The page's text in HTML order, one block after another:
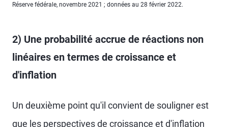
Réserve fédérale, novembre 2021 ; données au 28 février 2022.
2) Une probabilité accrue de réactions non
linéaires en termes de croissance et
d'inflation
Un deuxième point qu'il convient de souligner est
que les perspectives de croissance et d'inflation